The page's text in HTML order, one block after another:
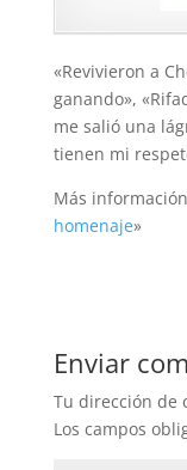
«Revivieron a
ganando»,
me salió una
tienen mi
Más
homenaje»
Enviar
Tu dirección de
Los campos